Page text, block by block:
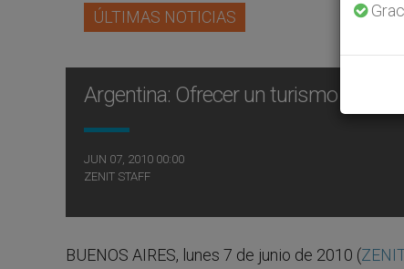
ÚLTIMAS NOTICIAS
Argentina: Ofrecer un turismo
JUN 07, 2010 00:00
ZENIT STAFF
BUENOS AIRES, lunes 7 de junio de 2010 (